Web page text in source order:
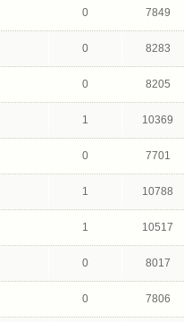
0 7849
0 8283
0 8205
1 10369
0 7701
1 10788
1 10517
0 8017
0 7806